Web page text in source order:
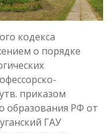
кодекса
о порядке
приказом
образования РФ от
ГАУ